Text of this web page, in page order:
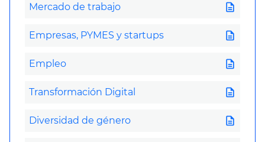
Mercado de trabajo description
Empresas, PYMES y startups description
Empleo description
Transformación Digital description
Diversidad de género description